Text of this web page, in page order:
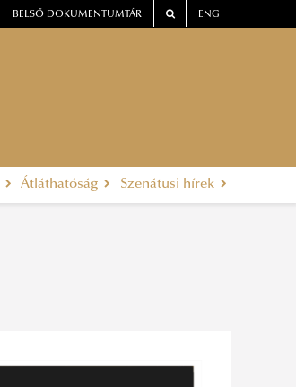
BELSŐ DOKUMENTUMTÁR ENG
Átláthatóság Szenátusi hírek